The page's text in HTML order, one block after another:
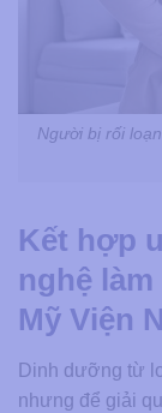
Người bị rối
Kết hợp
nghệ
Mỹ Viện
Dinh dưỡng từ
nhưng để giải